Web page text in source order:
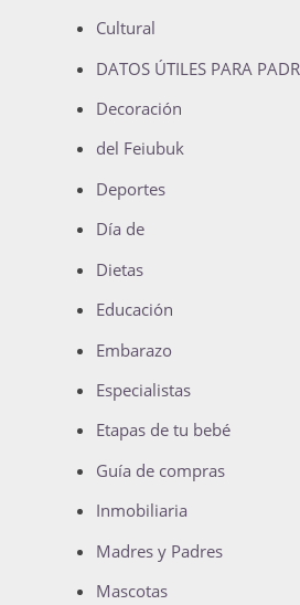
Cultural
DATOS ÚTILES PARA
Decoración
del Feiubuk
Deportes
Día de
Dietas
Educación
Embarazo
Especialistas
Etapas de tu bebé
Guía de compras
Inmobiliaria
Madres y Padres
Mascotas